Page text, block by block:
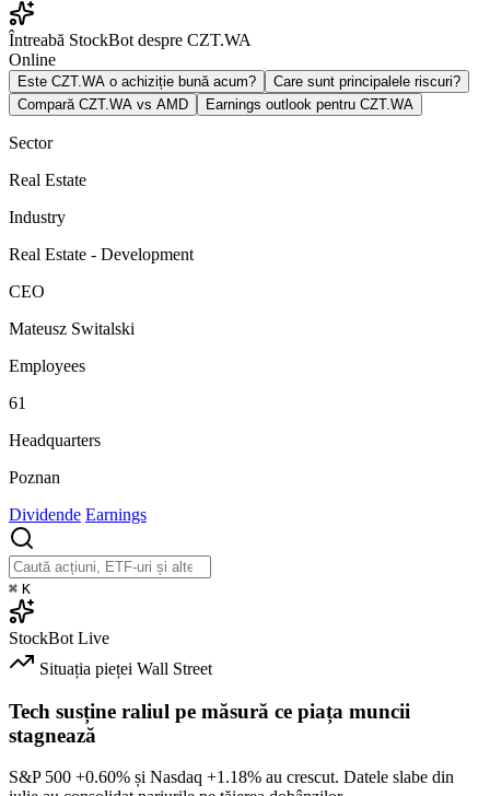
Întreabă StockBot despre CZT.WA
Online
Este CZT.WA o achiziție bună acum?
Care sunt principalele riscuri?
Compară CZT.WA vs AMD
Earnings outlook pentru CZT.WA
Sector
Real Estate
Industry
Real Estate - Development
CEO
Mateusz Switalski
Employees
61
Headquarters
Poznan
Dividende Earnings
⌘ K
StockBot Live
Situația pieței Wall Street
Tech susține raliul pe măsură ce piața muncii
stagnează
S&P 500 +0.60% și Nasdaq +1.18% au crescut. Datele slabe din